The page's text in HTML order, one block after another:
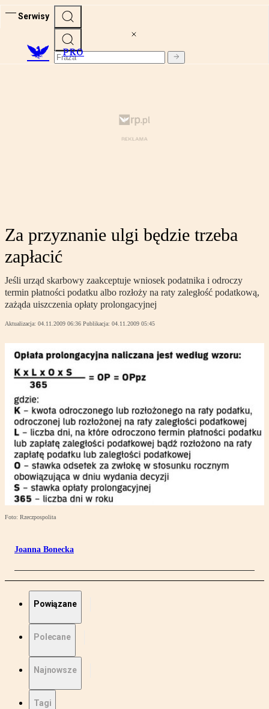
Serwisy
PRO
Za przyznanie ulgi będzie trzeba
zapłacić
Jeśli urząd skarbowy zaakceptuje wniosek podatnika i odroczy
termin płatności podatku albo rozłoży na raty zaległość podatkową,
zażąda uiszczenia opłaty prolongacyjnej
Aktualizacja: 04.11.2009 06:36 Publikacja: 04.11.2009 05:45
Foto: Rzeczpospolita
Joanna Bonecka
Powiązane
Polecane
Najnowsze
Tagi